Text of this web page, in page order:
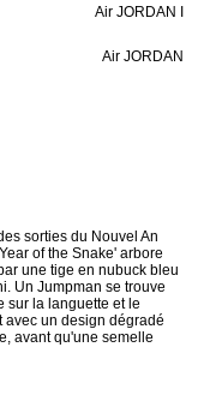
Air JORDAN I
Air JORDAN
sorties du Nouvel An
of the Snake' arbore
une tige en nubuck bleu
Un Jumpman se trouve
sur la languette et le
avec un design dégradé
avant qu'une semelle